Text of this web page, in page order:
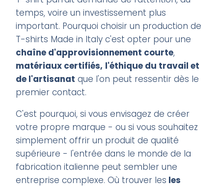
temps, voire un investissement plus
important. Pourquoi choisir un production de
T-shirts Made in Italy c'est opter pour une
chaîne d'approvisionnement courte,
matériaux certifiés, l'éthique du travail et
de l'artisanat que l'on peut ressentir dès le
premier contact.
C'est pourquoi, si vous envisagez de créer
votre propre marque - ou si vous souhaitez
simplement offrir un produit de qualité
supérieure - l'entrée dans le monde de la
fabrication italienne peut sembler une
entreprise complexe. Où trouver les les